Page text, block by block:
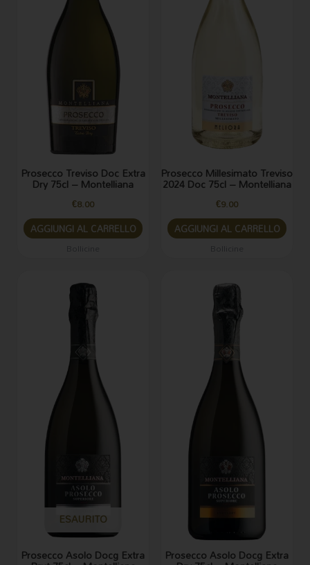
Prosecco Treviso Doc Extra
Dry 75cl – Montelliana
€8.00
AGGIUNGI AL CARRELLO
Prosecco Millesimato Treviso
2024 Doc 75cl – Montelliana
€9.00
AGGIUNGI AL CARRELLO
ESAURITO
Prosecco Asolo Docg Extra
Prosecco Asolo Docg Extra